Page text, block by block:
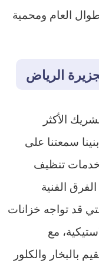
العام ومحمية
الرياض
الأكثر
سمعتنا على
خدمات تنظيف
الفنية
قد تواجه خزانات
مع
بالبخار والكلور